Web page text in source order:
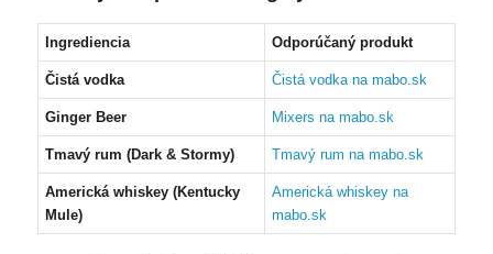
Ingrediencia Odporúčaný produkt
Čistá vodka Čistá vodka na mabo.sk
Ginger Beer Mixers na mabo.sk
Tmavý rum (Dark & Stormy) Tmavý rum na mabo.sk
Americká whiskey (Kentucky
Mule)
Americká whiskey na
mabo.sk